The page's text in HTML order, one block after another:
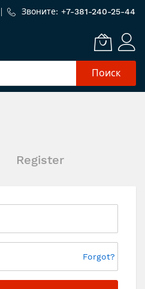
Звоните: +7-381-240-25-44
Поиск
Register
Forgot?